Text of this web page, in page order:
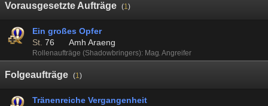
Vorausgesetzte Aufträge (1)
Ein großes Opfer
St. 76 Amh Araeng
Rollenaufträge (Shadowbringers): Mag. Angreifer
Folgeaufträge (1)
Tränenreiche Vergangenheit